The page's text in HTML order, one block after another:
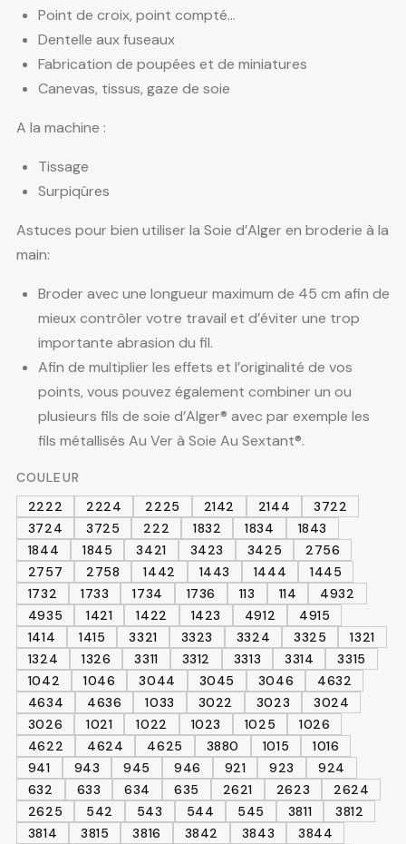
Point de croix, point compté…
Dentelle aux fuseaux
Fabrication de poupées et de miniatures
Canevas, tissus, gaze de soie
A la machine :
Tissage
Surpiqûres
Astuces pour bien utiliser la Soie d’Alger en broderie à la
main:
Broder avec une longueur maximum de 45 cm afin de
mieux contrôler votre travail et d’éviter une trop
importante abrasion du fil.
Afin de multiplier les effets et l’originalité de vos
points, vous pouvez également combiner un ou
plusieurs fils de soie d’Alger® avec par exemple les
fils métallisés Au Ver à Soie Au Sextant®.
COULEUR
2222
2224 2225 2142 2144
3722
3724
3725 222 1832 1834
1843
1844
1845 3421 3423 3425
2756
2757
2758 1442 1443 1444
1445
1732
1733 1734 1736 113 114
4932
4935
1421 1422 1423 4912
4915
1414
1415 3321 3323 3324 3325
1321
1324
1326 3311 3312 3313 3314
3315
1042
1046 3044 3045 3046
4632
4634
4636 1033 3022 3023
3024
3026
1021 1022 1023 1025
1026
4622
4624 4625 3880 1015
1016
941
943 945 946 921 923
924
632
633 634 635 2621 2623
2624
2625
542 543 544 545 3811
3812
3814
3815 3816 3842 3843
3844